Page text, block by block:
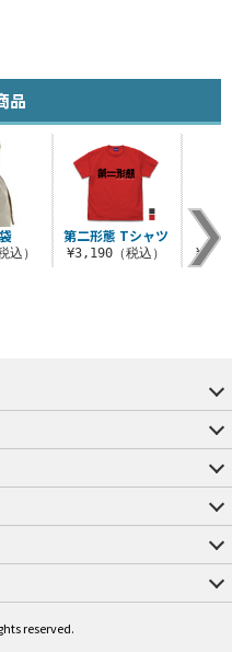
品
込）
第二形態 Tシャツ
¥3,190（税込）
アイ
reserved.